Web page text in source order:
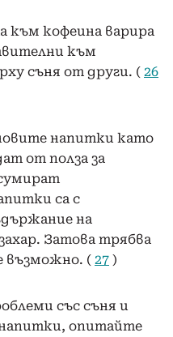
към кофеина варира
към
съня от други. ( 26
напитки като
от полза за
са с
на
Затова трябва
възможно. ( 27 )
със съня и
опитайте